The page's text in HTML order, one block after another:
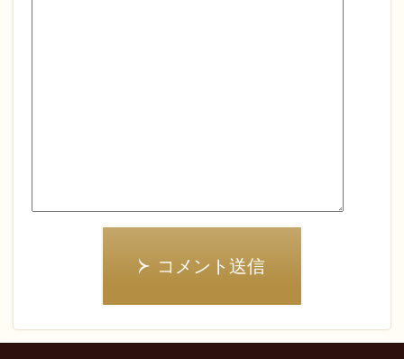
コメント送信